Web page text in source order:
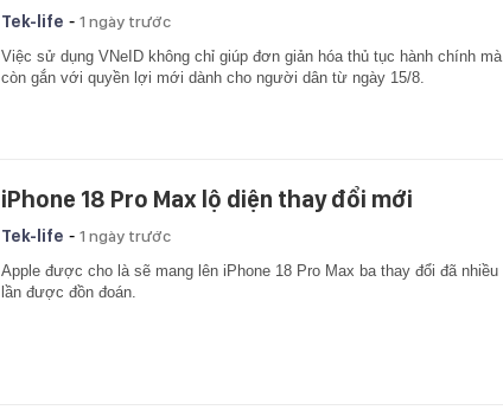
Tek-life - 1 ngày trước
Việc sử dụng VNeID không chỉ giúp đơn giản hóa thủ tục hành chính mà
còn gắn với quyền lợi mới dành cho người dân từ ngày 15/8.
iPhone 18 Pro Max lộ diện thay đổi mới
Tek-life - 1 ngày trước
Apple được cho là sẽ mang lên iPhone 18 Pro Max ba thay đổi đã nhiều
lần được đồn đoán.